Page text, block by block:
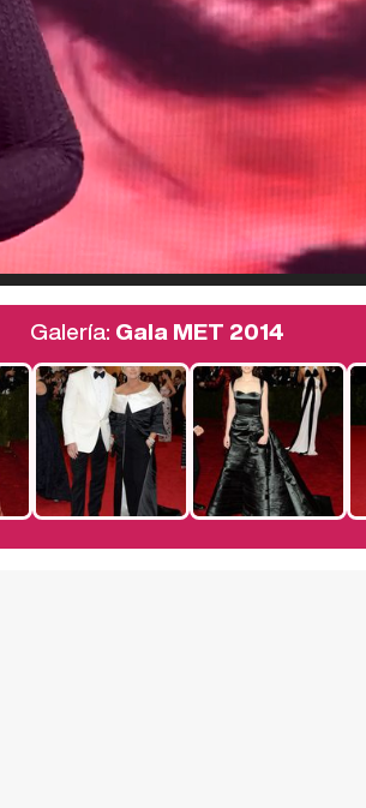
Galería: Gala MET 2014